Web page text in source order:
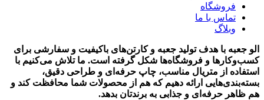
فروشگاه
تماس با ما
وبلاگ
الو جعبه با هدف تولید جعبه و کارتن‌های باکیفیت و سفارشی برای
کسب‌وکارها و فروشگاه‌ها شکل گرفته است. ما تلاش می‌کنیم با
استفاده از متریال مناسب، چاپ حرفه‌ای و طراحی دقیق،
بسته‌بندی‌هایی ارائه دهیم که هم از محصولات شما محافظت کند و
هم ظاهر حرفه‌ای و جذابی به برندتان بدهد.